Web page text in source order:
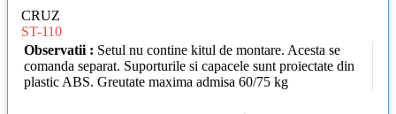
CRUZ
ST-110
Observatii : Setul nu contine kitul de montare. Acesta se
comanda separat. Suporturile si capacele sunt proiectate din
plastic ABS. Greutate maxima admisa 60/75 kg